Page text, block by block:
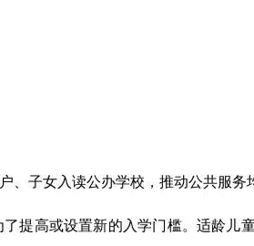
子女入读公办学校，推动公共服务
提高或设置新的入学门槛。适龄